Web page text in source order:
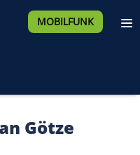
MOBILFUNK
Götze